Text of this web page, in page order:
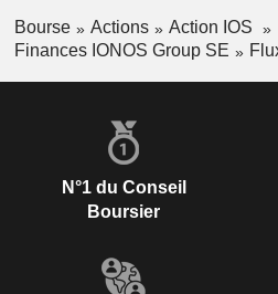
Bourse Actions
Action IOS
Finances IONOS Group SE
N°1 du Conseil
Boursier